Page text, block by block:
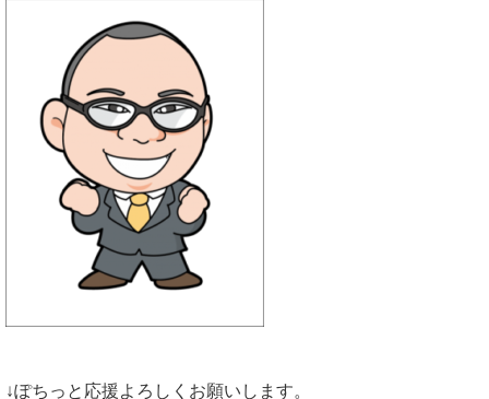
↓ぽちっと応援よろしくお願いします。